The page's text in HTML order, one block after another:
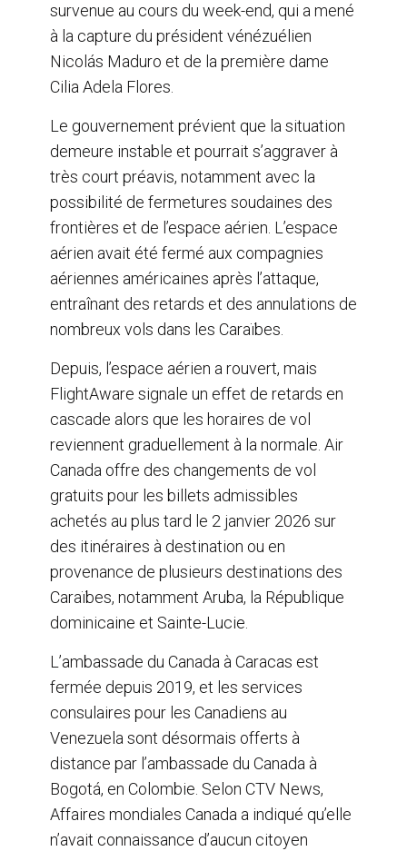
survenue au cours du week-end, qui a mené
à la capture du président vénézuélien
Nicolás Maduro et de la première dame
Cilia Adela Flores.
Le gouvernement prévient que la situation
demeure instable et pourrait s’aggraver à
très court préavis, notamment avec la
possibilité de fermetures soudaines des
frontières et de l’espace aérien. L’espace
aérien avait été fermé aux compagnies
aériennes américaines après l’attaque,
entraînant des retards et des annulations de
nombreux vols dans les Caraïbes.
Depuis, l’espace aérien a rouvert, mais
FlightAware signale un effet de retards en
cascade alors que les horaires de vol
reviennent graduellement à la normale. Air
Canada offre des changements de vol
gratuits pour les billets admissibles
achetés au plus tard le 2 janvier 2026 sur
des itinéraires à destination ou en
provenance de plusieurs destinations des
Caraïbes, notamment Aruba, la République
dominicaine et Sainte-Lucie.
L’ambassade du Canada à Caracas est
fermée depuis 2019, et les services
consulaires pour les Canadiens au
Venezuela sont désormais offerts à
distance par l’ambassade du Canada à
Bogotá, en Colombie. Selon CTV News,
Affaires mondiales Canada a indiqué qu’elle
n’avait connaissance d’aucun citoyen